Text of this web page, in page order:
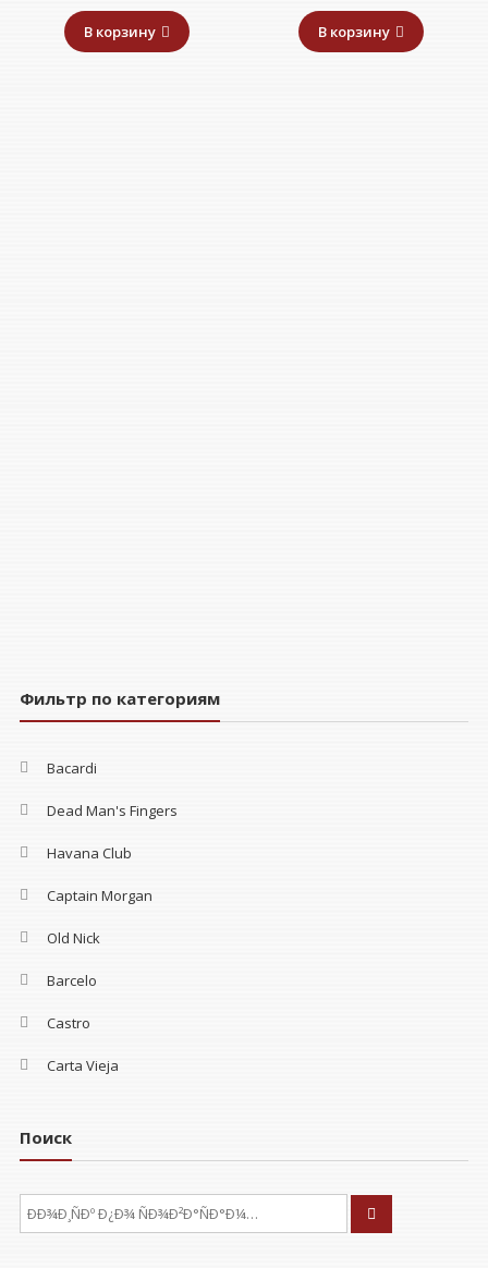
В корзину В корзину
Фильтр по категориям
Bacardi
Dead Man's Fingers
Havana Club
Captain Morgan
Old Nick
Barcelo
Castro
Carta Vieja
Поиск
ÐÑÐºÐ°ÑÑ: